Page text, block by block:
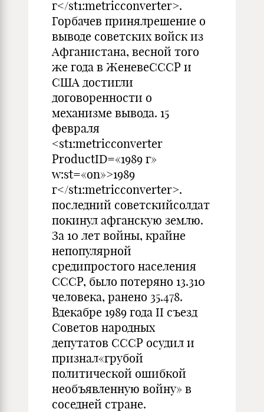
г</st1:metricconverter>.
Горбачев принялрешение о
выводе советских войск из
Афганистана, весной того
же года в ЖеневеСССР и
США достигли
договоренности о
механизме вывода. 15
февраля
<st1:metricconverter
ProductID=«1989 г»
w:st=«on»>1989
г</st1:metricconverter>.
последний советскийсолдат
покинул афганскую землю.
За 10 лет войны, крайне
непопулярной
средипростого населения
СССР, было потеряно 13.310
человека, ранено 35.478.
Вдекабре 1989 года II съезд
Советов народных
депутатов СССР осудил и
признал«грубой
политической ошибкой
необъявленную войну» в
соседней стране.